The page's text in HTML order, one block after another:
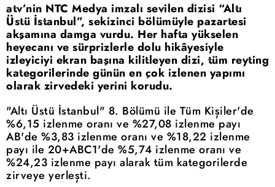
atv’nin NTC Medya imzalı sevilen dizisi “Altı
Üstü İstanbul”, sekizinci bölümüyle pazartesi
akşamına damga vurdu. Her hafta yükselen
heyecanı ve sürprizlerle dolu hikâyesiyle
izleyiciyi ekran başına kilitleyen dizi, tüm reyting
kategorilerinde günün en çok izlenen yapımı
olarak zirvedeki yerini korudu.
"Altı Üstü İstanbul" 8. Bölümü ile Tüm Kişiler'de
%6,15 izlenme oranı ve %27,08 izlenme payı
AB'de %3,83 izlenme oranı ve %18,22 izlenme
payı ile 20+ABC1'de %5,74 izlenme oranı ve
%24,23 izlenme payı alarak tüm kategorilerde
zirveye yerleşti.